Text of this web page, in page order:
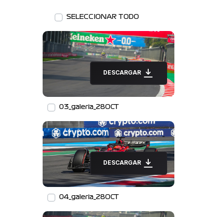
SELECCIONAR TODO
DESCARGAR
03_galeria_28OCT
DESCARGAR
04_galeria_28OCT